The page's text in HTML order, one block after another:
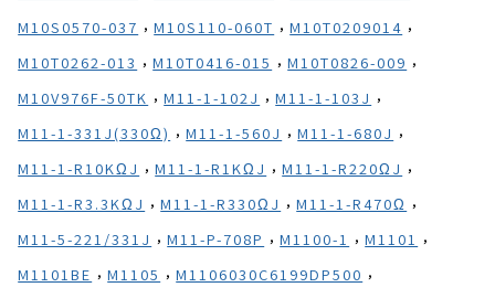
M10S0570-037 , M10S110-060T , M10T0209014 ,
M10T0262-013 , M10T0416-015 , M10T0826-009 ,
M10V976F-50TK , M11-1-102J , M11-1-103J ,
M11-1-331J(330Ω) , M11-1-560J , M11-1-680J ,
M11-1-R10KΩJ , M11-1-R1KΩJ , M11-1-R220ΩJ ,
M11-1-R3.3KΩJ , M11-1-R330ΩJ , M11-1-R470Ω ,
M11-5-221/331J , M11-P-708P , M1100-1 , M1101 ,
M1101BE , M1105 , M1106030C6199DP500 ,